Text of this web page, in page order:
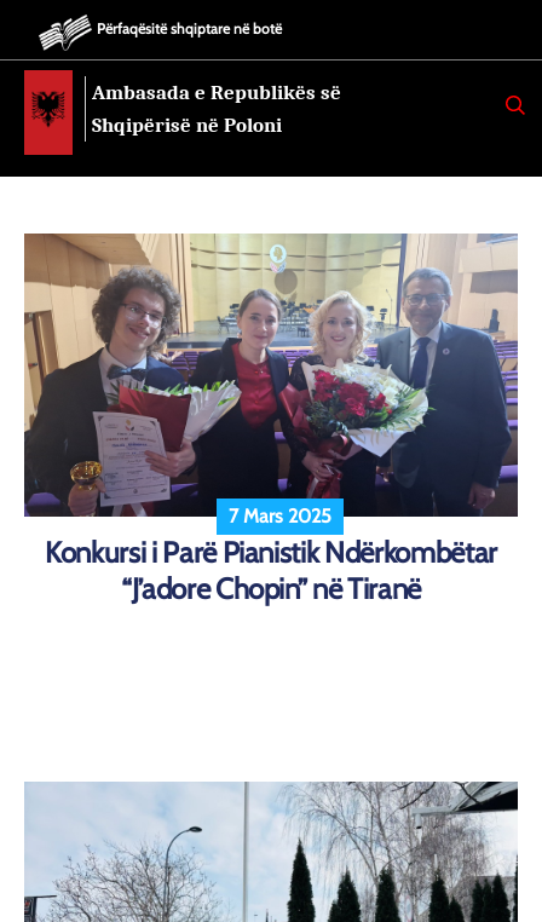
Përfaqësitë shqiptare në botë
Ambasada e Republikës së
Shqipërisë në Poloni
K
E
7 Mars 2025
Konkursi i Parë Pianistik Ndërkombëtar
“J’adore Chopin” në Tiranë